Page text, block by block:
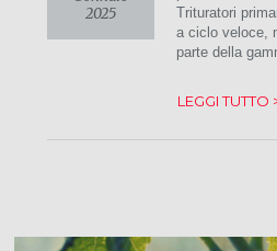
2025
Trituratori
a ciclo veloce,
parte della
LEGGI TUTTO